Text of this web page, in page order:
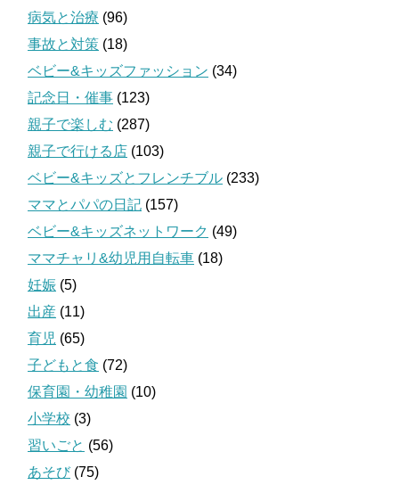
病気と治療 (96)
事故と対策 (18)
ベビー&キッズファッション (34)
記念日・催事 (123)
親子で楽しむ (287)
親子で行ける店 (103)
ベビー&キッズとフレンチブル (233)
ママとパパの日記 (157)
ベビー&キッズネットワーク (49)
ママチャリ&幼児用自転車 (18)
妊娠 (5)
出産 (11)
育児 (65)
子どもと食 (72)
保育園・幼稚園 (10)
小学校 (3)
習いごと (56)
あそび(75)